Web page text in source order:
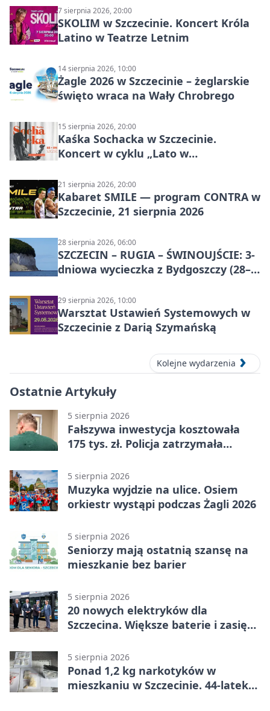
7 sierpnia 2026, 20:00
SKOLIM w Szczecinie. Koncert Króla
Latino w Teatrze Letnim
14 sierpnia 2026, 10:00
Żagle 2026 w Szczecinie – żeglarskie
święto wraca na Wały Chrobrego
15 sierpnia 2026, 20:00
Kaśka Sochacka w Szczecinie.
Koncert w cyklu „Lato w
21 sierpnia 2026, 20:00
Kabaret SMILE — program CONTRA w
Szczecinie, 21 sierpnia 2026
28 sierpnia 2026, 06:00
SZCZECIN – RUGIA – ŚWINOUJŚCIE: 3-
dniowa wycieczka z Bydgoszczy (28–
29 sierpnia 2026, 10:00
Warsztat Ustawień Systemowych w
Szczecinie z Darią Szymańską
Kolejne wydarzenia
Ostatnie Artykuły
5 sierpnia 2026
Fałszywa inwestycja kosztowała
175 tys. zł. Policja zatrzymała
5 sierpnia 2026
Muzyka wyjdzie na ulice. Osiem
orkiestr wystąpi podczas Żagli 2026
5 sierpnia 2026
Seniorzy mają ostatnią szansę na
mieszkanie bez barier
5 sierpnia 2026
20 nowych elektryków dla
Szczecina. Większe baterie i zasięg
5 sierpnia 2026
Ponad 1,2 kg narkotyków w
mieszkaniu w Szczecinie. 44-latek